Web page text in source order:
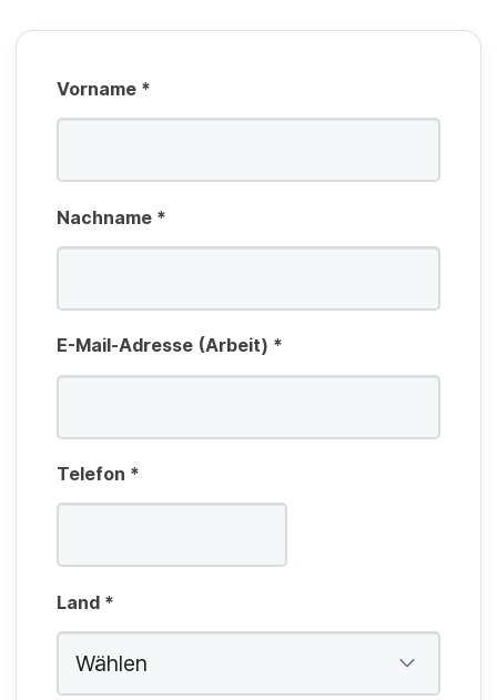
Vorname *
Nachname *
E-Mail-Adresse (Arbeit) *
Telefon *
Land *
d
e
l